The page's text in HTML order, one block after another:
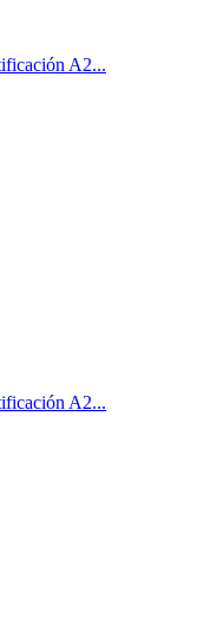
A2...
A2...